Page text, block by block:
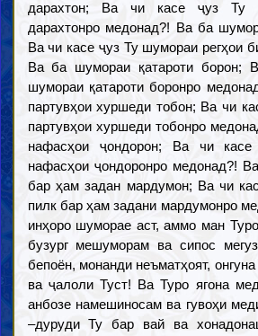
дарахтон; Ва чи касе ҷуз Ту
дарахтонро медонад?! Ва ба
Ва чи касе ҷуз Ту шумораи регҳои
Ва ба шумораи қатароти борон;
шумораи қатароти боронро
партувҳои хуршеди тобон; Ва чи
партувҳои хуршеди тобонро
нафасҳои ҷондорон; Ва чи
нафасҳои ҷондоронро медонад?!
бар ҳам задан мардумон; Ва чи
пилк бар ҳам задани мардумонро
инҳоро шуморае аст, аммо ман
бузург мешуморам ва сипос
бепоён, монанди неъматҳоят,
ва ҷалоли Туст! Ва Туро ягона
анбозе намешиносам ва гувоҳи
–дуруди Ту бар вай ва